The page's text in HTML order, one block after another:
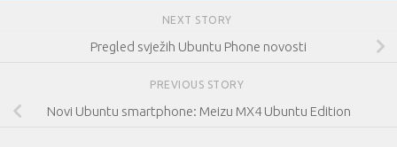
NEXT STORY
Pregled svježih Ubuntu Phone novosti
PREVIOUS STORY
Novi Ubuntu smartphone: Meizu MX4 Ubuntu Edition